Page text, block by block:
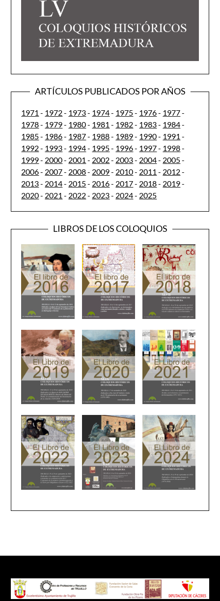
ARTÍCULOS PUBLICADOS POR AÑOS
1971 - 1972- 1973- 1974- 1975- 1976- 1977-
1978- 1979- 1980- 1981 - 1982- 1983- 1984-
1985- 1986- 1987- 1988- 1989- 1990- 1991 -
1992- 1993- 1994- 1995- 1996- 1997- 1998-
1999- 2000- 2001 - 2002- 2003- 2004- 2005-
2006- 2007- 2008- 2009- 2010- 2011 - 2012-
2013- 2014- 2015- 2016- 2017- 2018- 2019-
2020- 2021 - 2022- 2023- 2024- 2025
LIBROS DE LOS COLOQUIOS